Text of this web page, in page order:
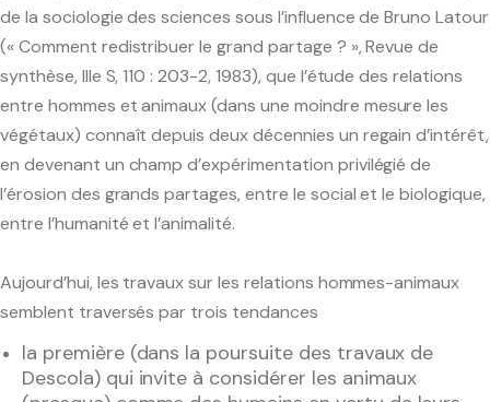
de la sociologie des sciences sous l’influence de Bruno Latour
(« Comment redistribuer le grand partage ? », Revue de
synthèse, IIIe S, 110 : 203-2, 1983), que l’étude des relations
entre hommes et animaux (dans une moindre mesure les
végétaux) connaît depuis deux décennies un regain d’intérêt,
en devenant un champ d’expérimentation privilégié de
l’érosion des grands partages, entre le social et le biologique,
entre l’humanité et l’animalité.
Aujourd’hui, les travaux sur les relations hommes-animaux
semblent traversés par trois tendances
la première (dans la poursuite des travaux de
Descola) qui invite à considérer les animaux